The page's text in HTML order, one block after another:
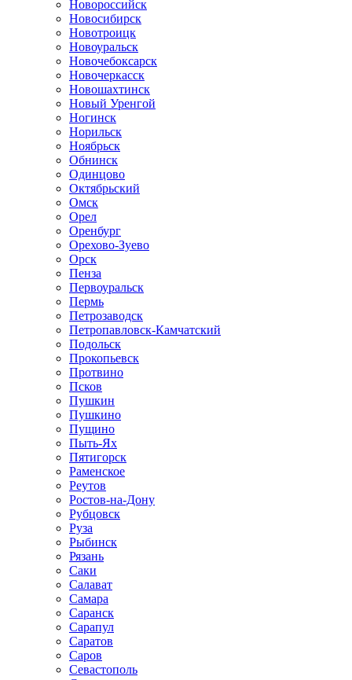
Новороссийск
Новосибирск
Новотроицк
Новоуральск
Новочебоксарск
Новочеркасск
Новошахтинск
Новый Уренгой
Ногинск
Норильск
Ноябрьск
Обнинск
Одинцово
Октябрьский
Омск
Орел
Оренбург
Орехово-Зуево
Орск
Пенза
Первоуральск
Пермь
Петрозаводск
Петропавловск-Камчатский
Подольск
Прокопьевск
Протвино
Псков
Пушкин
Пушкино
Пущино
Пыть-Ях
Пятигорск
Раменское
Реутов
Ростов-на-Дону
Рубцовск
Руза
Рыбинск
Рязань
Саки
Салават
Самара
Саранск
Сарапул
Саратов
Саров
Севастополь